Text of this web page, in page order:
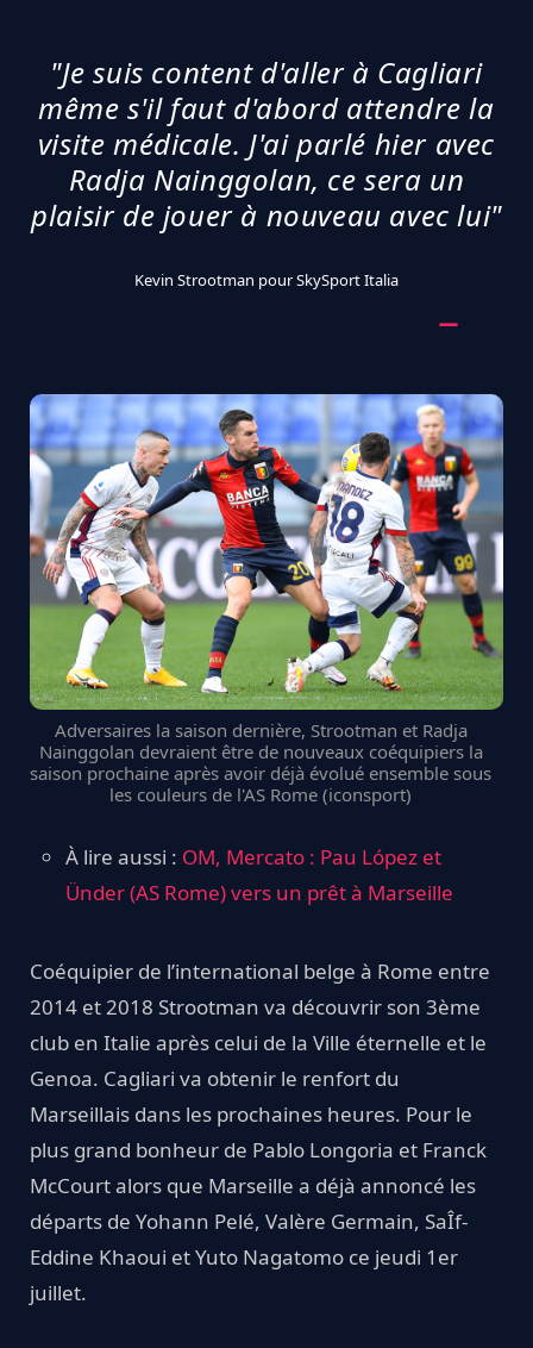
"Je suis content d'aller à Cagliari
même s'il faut d'abord attendre la
visite médicale. J'ai parlé hier avec
Radja Nainggolan, ce sera un
plaisir de jouer à nouveau avec lui"
Kevin Strootman pour SkySport Italia
Adversaires la saison dernière, Strootman et Radja
Nainggolan devraient être de nouveaux coéquipiers la
saison prochaine après avoir déjà évolué ensemble sous
les couleurs de l'AS Rome (iconsport)
À lire aussi : OM, Mercato : Pau López et
Ünder (AS Rome) vers un prêt à Marseille
Coéquipier de l’international belge à Rome entre
2014 et 2018 Strootman va découvrir son 3ème
club en Italie après celui de la Ville éternelle et le
Genoa. Cagliari va obtenir le renfort du
Marseillais dans les prochaines heures. Pour le
plus grand bonheur de Pablo Longoria et Franck
McCourt alors que Marseille a déjà annoncé les
départs de Yohann Pelé, Valère Germain, SaÎf-
Eddine Khaoui et Yuto Nagatomo ce jeudi 1er
juillet.